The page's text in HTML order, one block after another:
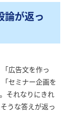
論が返っ
広告文を作っ
セミナー企画を
それなりにきれ
うな答えが返っ